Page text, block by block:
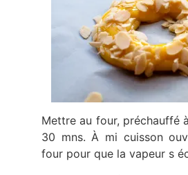
Mettre au four, préchauffé
30 mns. À mi cuisson
four pour que la vapeur s